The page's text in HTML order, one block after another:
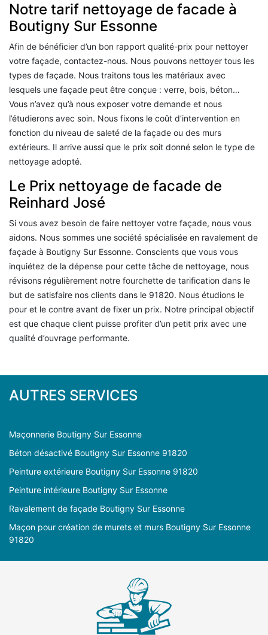
Notre tarif nettoyage de facade à
Boutigny Sur Essonne
Afin de bénéficier d’un bon rapport qualité-prix pour nettoyer
votre façade, contactez-nous. Nous pouvons nettoyer tous les
types de façade. Nous traitons tous les matériaux avec
lesquels une façade peut être conçue : verre, bois, béton…
Vous n’avez qu’à nous exposer votre demande et nous
l’étudierons avec soin. Nous fixons le coût d’intervention en
fonction du niveau de saleté de la façade ou des murs
extérieurs. Il arrive aussi que le prix soit donné selon le type de
nettoyage adopté.
Le Prix nettoyage de facade de
Reinhard José
Si vous avez besoin de faire nettoyer votre façade, nous vous
aidons. Nous sommes une société spécialisée en ravalement de
façade à Boutigny Sur Essonne. Conscients que vous vous
inquiétez de la dépense pour cette tâche de nettoyage, nous
révisons régulièrement notre fourchette de tarification dans le
but de satisfaire nos clients dans le 91820. Nous étudions le
pour et le contre avant de fixer un prix. Notre principal objectif
est que chaque client puisse profiter d’un petit prix avec une
qualité d’ouvrage performante.
AUTRES SERVICES
Maçonnerie Boutigny Sur Essonne
Béton désactivé Boutigny Sur Essonne 91820
Peinture extérieure Boutigny Sur Essonne 91820
Peinture intérieure Boutigny Sur Essonne
Ravalement de façade Boutigny Sur Essonne
Maçon pour création de murets et murs Boutigny Sur Essonne
91820